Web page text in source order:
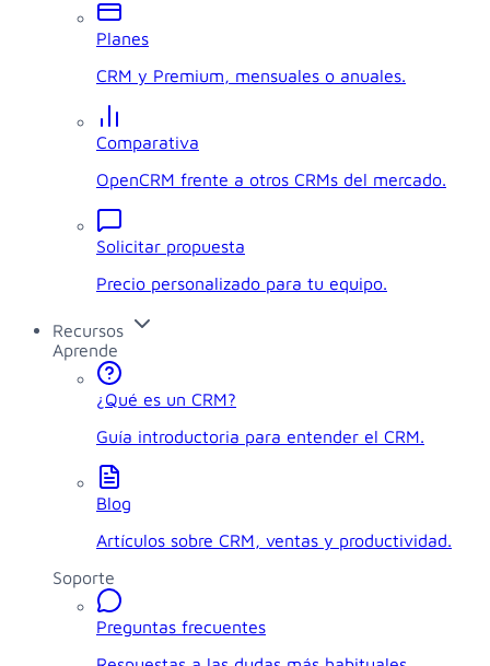
Planes
CRM y Premium, mensuales o anuales.
Comparativa
OpenCRM frente a otros CRMs del mercado.
Solicitar propuesta
Precio personalizado para tu equipo.
Recursos
Aprende
¿Qué es un CRM?
Guía introductoria para entender el CRM.
Blog
Artículos sobre CRM, ventas y productividad.
Soporte
Preguntas frecuentes